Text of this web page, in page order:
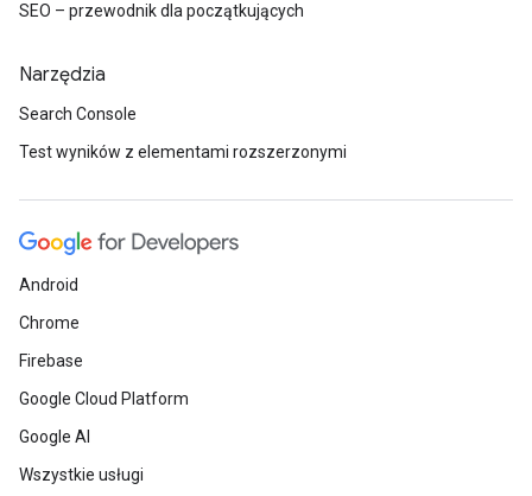
SEO – przewodnik dla początkujących
Narzędzia
Search Console
Test wyników z elementami rozszerzonymi
Android
Chrome
Firebase
Google Cloud Platform
Google AI
Wszystkie usługi